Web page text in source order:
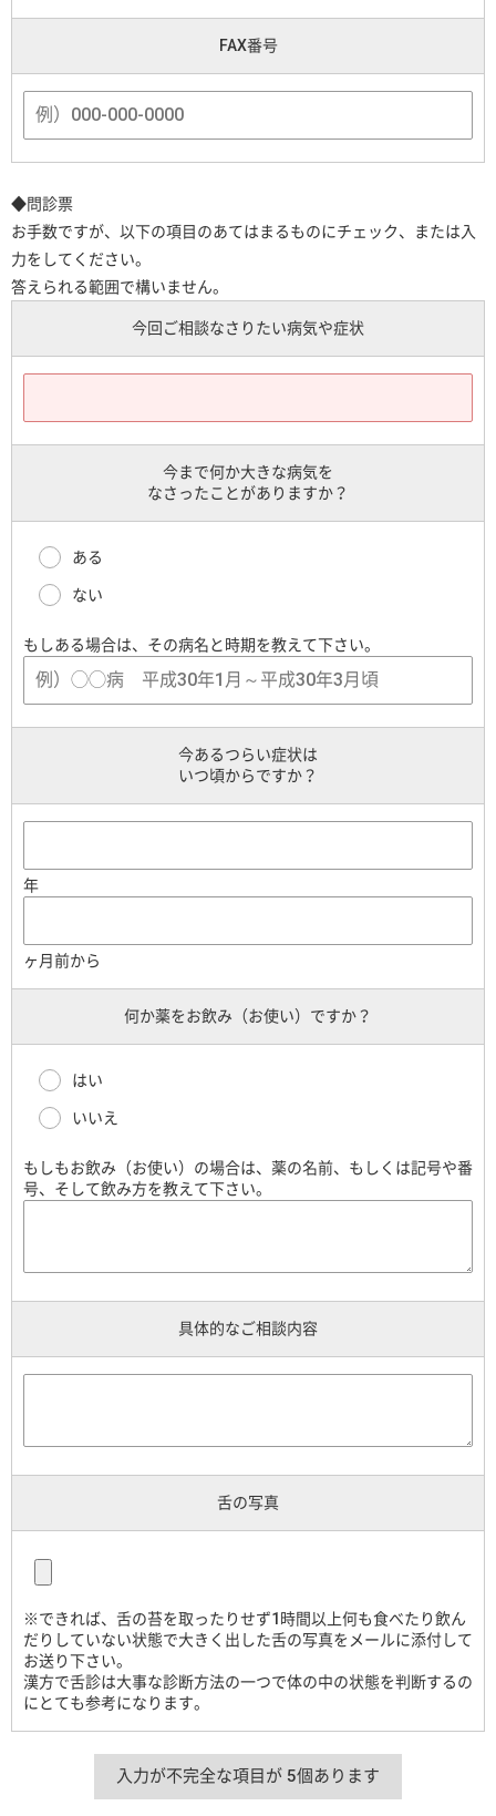
FAX番号
◆問診票
お手数ですが、以下の項目のあてはまるものにチェック、または入
力をしてください。
答えられる範囲で構いません。
今回ご相談なさりたい病気や症状
今まで何か大きな病気を
なさったことがありますか？
ある
ない
もしある場合は、その病名と時期を教えて下さい。
今あるつらい症状は
いつ頃からですか？
年
ヶ月前から
何か薬をお飲み（お使い）ですか？
はい
いいえ
もしもお飲み（お使い）の場合は、薬の名前、もしくは記号や番
号、そして飲み方を教えて下さい。
具体的なご相談内容
舌の写真
※できれば、舌の苔を取ったりせず1時間以上何も食べたり飲ん
だりしていない状態で大きく出した舌の写真をメールに添付して
お送り下さい。
漢方で舌診は大事な診断方法の一つで体の中の状態を判断するの
にとても参考になります。